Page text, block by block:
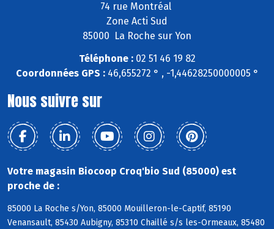
74 rue Montréal
Zone Acti Sud
85000 La Roche sur Yon
Téléphone :02 51 46 19 82
Coordonnées GPS :46,655272 ° , -1,44628250000005 °
Nous suivre sur
Votre magasin Biocoop Croq'bio Sud (85000) est
proche de :
85000 La Roche s/Yon, 85000 Mouilleron-le-Captif, 85190
Venansault, 85430 Aubigny, 85310 Chaillé s/s les-Ormeaux, 85480